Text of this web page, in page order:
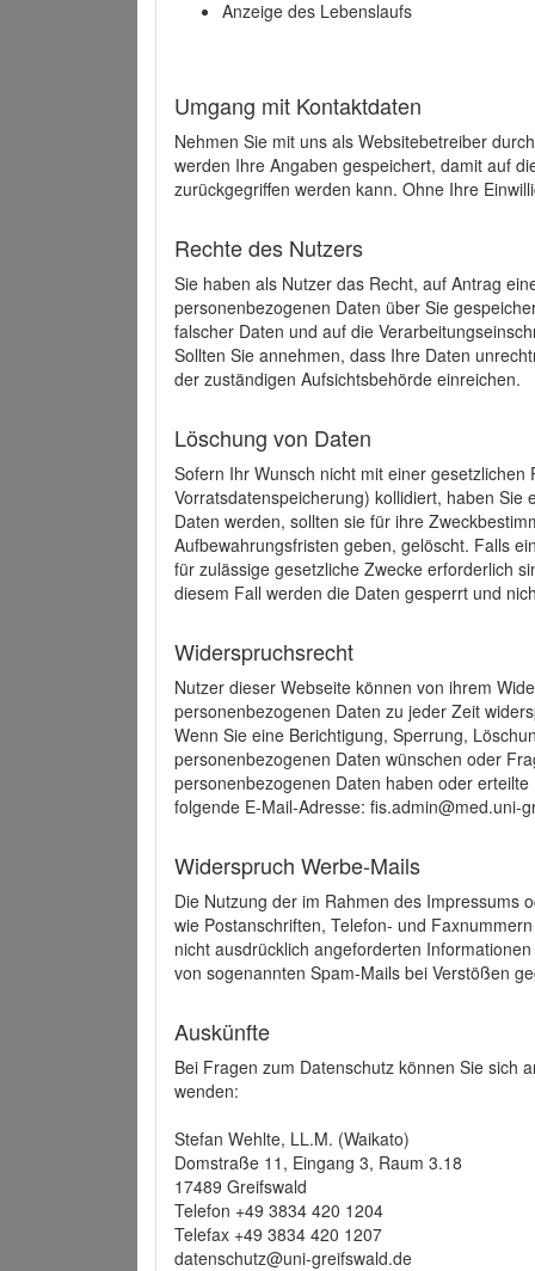
Anzeige des Lebenslaufs
Umgang mit Kontaktdaten
Nehmen Sie mit uns als Websitebetreiber
werden Ihre Angaben gespeichert, damit auf
zurückgegriffen werden kann. Ohne Ihre
Rechte des Nutzers
Sie haben als Nutzer das Recht, auf Antrag
personenbezogenen Daten über Sie
falscher Daten und auf die
Sollten Sie annehmen, dass Ihre Daten
der zuständigen Aufsichtsbehörde einreichen.
Löschung von Daten
Sofern Ihr Wunsch nicht mit einer
Vorratsdatenspeicherung) kollidiert, haben
Daten werden, sollten sie für ihre
Aufbewahrungsfristen geben, gelöscht. Falls
für zulässige gesetzliche Zwecke erforderlich
diesem Fall werden die Daten gesperrt und
Widerspruchsrecht
Nutzer dieser Webseite können von ihrem
personenbezogenen Daten zu jeder Zeit
Wenn Sie eine Berichtigung, Sperrung,
personenbezogenen Daten wünschen oder
personenbezogenen Daten haben oder
folgende E-Mail-Adresse: fis.admin@med.uni-
Widerspruch Werbe-Mails
Die Nutzung der im Rahmen des Impressums
wie Postanschriften, Telefon- und
nicht ausdrücklich angeforderten
von sogenannten Spam-Mails bei Verstößen
Auskünfte
Bei Fragen zum Datenschutz können Sie sich
wenden:
Stefan Wehlte, LL.M. (Waikato)
Domstraße 11, Eingang 3, Raum 3.18
17489 Greifswald
Telefon +49 3834 420 1204
Telefax +49 3834 420 1207
datenschutz@uni-greifswald.de